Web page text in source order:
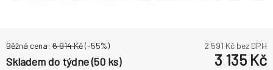
Běžná cena: 6 914Kč(-55%) 2 591 Kč bez DPH
Skladem do týdne (50 ks) 3 135 Kč